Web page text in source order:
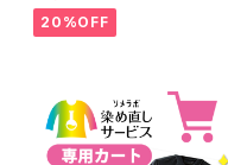
20%OFF